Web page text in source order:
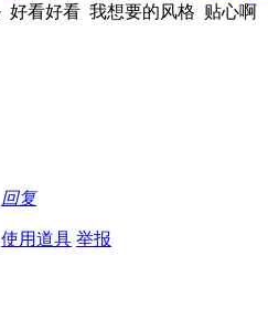
好看好看 我想要的风格 贴心啊
回复
使用道具 举报